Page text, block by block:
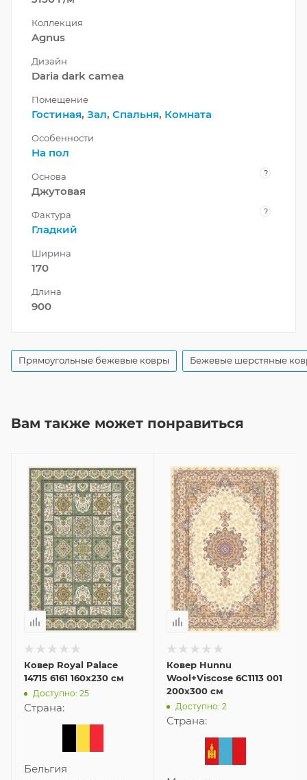
Коллекция
Agnus
Дизайн
Daria dark camea
Помещение
Гостиная, Зал, Спальня, Комната
Особенности
На пол
Основа ?
Джутовая
Фактура ?
Гладкий
Ширина
170
Длина
900
Прямоугольные бежевые ковры Бежевые шерстяные
Вам также может понравиться
Ковер Royal Palace
14715 6161 160x230 см
Доступно: 25
Страна:
Бельгия
Ковер Hunnu
Wool+Viscose 6C1113 001
200x300 см
Доступно: 2
Страна: